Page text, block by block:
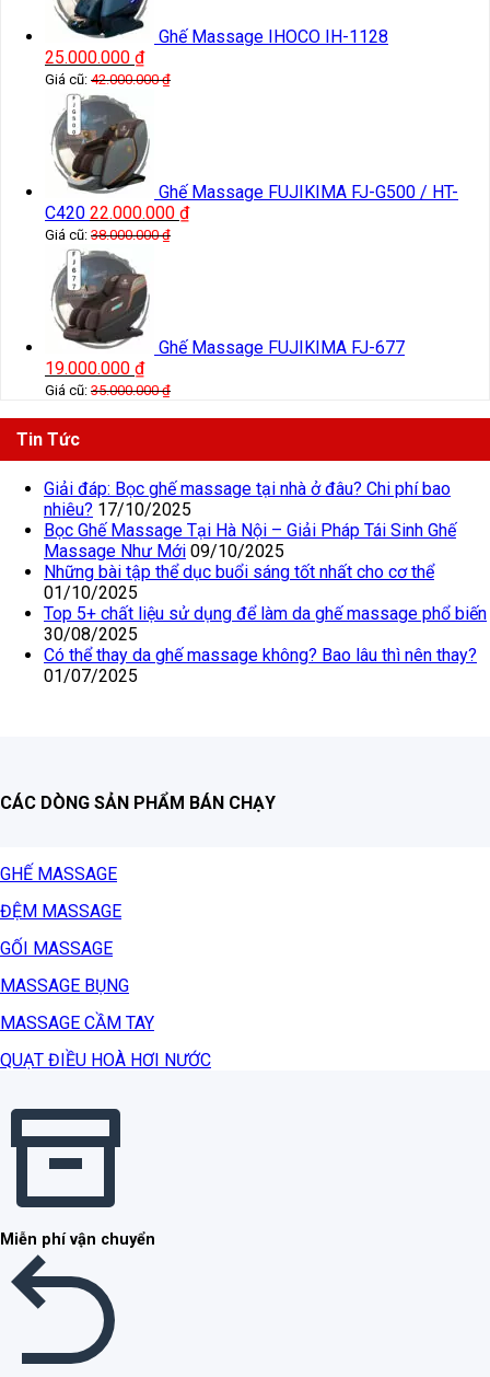
Ghế Massage IHOCO IH-1128
25.000.000 ₫
Giá cũ: 42.000.000₫
Ghế Massage FUJIKIMA FJ-G500 / HT-
C420 22.000.000 ₫
Giá cũ: 38.000.000₫
Ghế Massage FUJIKIMA FJ-677
19.000.000 ₫
Giá cũ: 35.000.000₫
Tin Tức
Giải đáp: Bọc ghế massage tại nhà ở đâu? Chi phí bao
nhiêu? 17/10/2025
Bọc Ghế Massage Tại Hà Nội – Giải Pháp Tái Sinh Ghế
Massage Như Mới 09/10/2025
Những bài tập thể dục buổi sáng tốt nhất cho cơ thể
01/10/2025
Top 5+ chất liệu sử dụng để làm da ghế massage phổ biến
30/08/2025
Có thể thay da ghế massage không? Bao lâu thì nên thay?
01/07/2025
CÁC DÒNG SẢN PHẨM BÁN CHẠY
GHẾ MASSAGE
ĐỆM MASSAGE
GỐI MASSAGE
MASSAGE BỤNG
MASSAGE CẦM TAY
QUẠT ĐIỀU HOÀ HƠI NƯỚC
Miễn phí vận chuyển